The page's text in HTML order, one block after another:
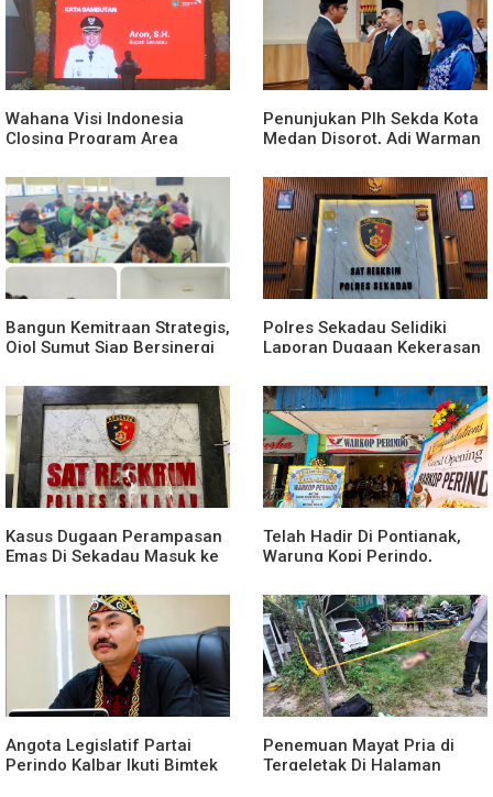
Polsek Entikong Gagalkan
Peredaran Sabu 151,76
Gram di Perbatasan
Kunker Perdana ke
Entikong, Kapolres Sanggau:
Keamanan Perbatasan
Tanggung Jawab Bersama
Wahana Visi Indonesia
Closing Program Area
Penunjukan Plh Sekda Kota
Medan Disorot, Adi Warman
Komitmen terhadap Sistem
Merit
Bangun Kemitraan Strategis,
Ojol Sumut Siap Bersinergi
yang Tertib dan Kondusif
Polres Sekadau Selidiki
Laporan Dugaan Kekerasan
Dibawah Umur
Kasus Dugaan Perampasan
Emas Di Sekadau Masuk ke
Telah Hadir Di Pontianak,
Warung Kopi Perindo,
dan Mendukung UMKM
Angota Legislatif Partai
Perindo Kalbar Ikuti Bimtek
Penemuan Mayat Pria di
Tergeletak Di Halaman